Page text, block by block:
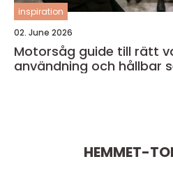
inspiration
02. June 2026
Motorsåg guide till rätt val, säker
användning och hållbar
HEMMET-